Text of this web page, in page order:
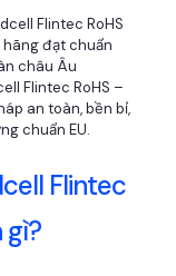
Flintec RoHS –
an toàn, bền bỉ,
chuẩn EU.
Flintec
gì?